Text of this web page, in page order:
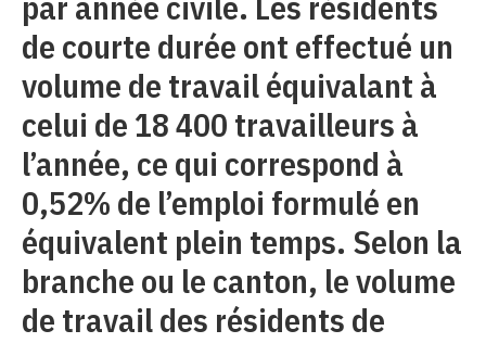
de courte durée ont effectué un
volume de travail équivalant à
celui de 18 400 travailleurs à
l’année, ce qui correspond à
0,52% de l’emploi formulé en
équivalent plein temps. Selon la
branche ou le canton, le volume
de travail des résidents de